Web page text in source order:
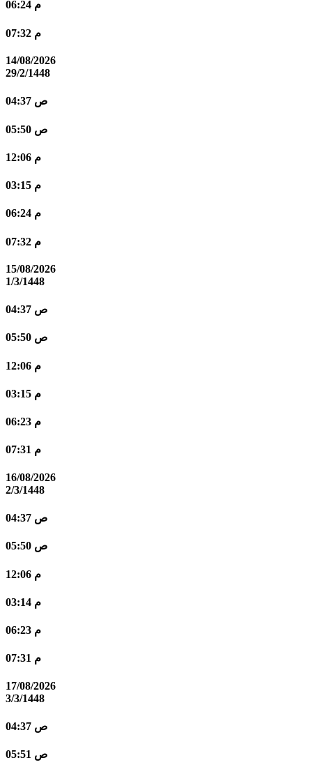
06:24 م
07:32 م
14/08/2026
29/2/1448
04:37 ص
05:50 ص
12:06 م
03:15 م
06:24 م
07:32 م
15/08/2026
1/3/1448
04:37 ص
05:50 ص
12:06 م
03:15 م
06:23 م
07:31 م
16/08/2026
2/3/1448
04:37 ص
05:50 ص
12:06 م
03:14 م
06:23 م
07:31 م
17/08/2026
3/3/1448
04:37 ص
05:51 ص